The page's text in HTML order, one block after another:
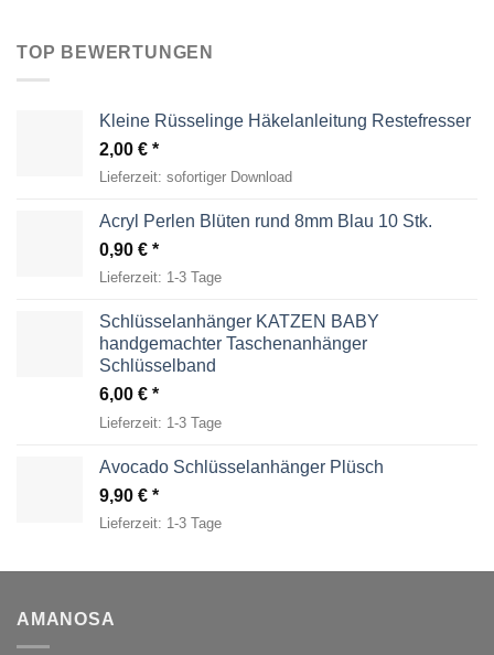
TOP BEWERTUNGEN
Kleine Rüsselinge Häkelanleitung Restefresser
2,00 €
Lieferzeit: sofortiger Download
Acryl Perlen Blüten rund 8mm Blau 10 Stk.
0,90 €
Lieferzeit: 1-3 Tage
Schlüsselanhänger KATZEN BABY
handgemachter Taschenanhänger
Schlüsselband
6,00 €
Lieferzeit: 1-3 Tage
Avocado Schlüsselanhänger Plüsch
9,90 €
Lieferzeit: 1-3 Tage
AMANOSA